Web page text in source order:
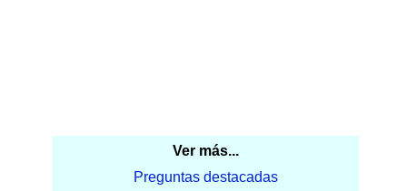
Ver más...
Preguntas destacadas